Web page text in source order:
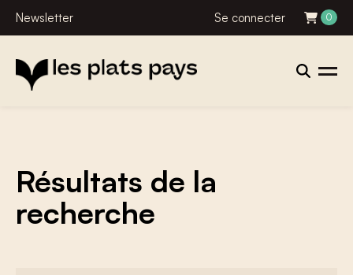
Newsletter Se connecter 0
Résultats de la
recherche